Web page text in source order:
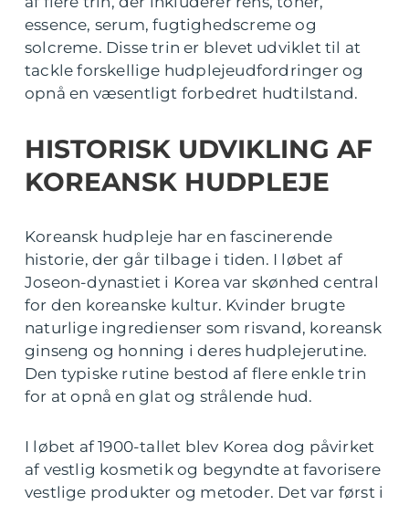
essence, serum, fugtighedscreme og
solcreme. Disse trin er blevet udviklet til at
tackle forskellige hudplejeudfordringer og
opnå en væsentligt forbedret hudtilstand.
HISTORISK UDVIKLING AF
KOREANSK HUDPLEJE
Koreansk hudpleje har en fascinerende
historie, der går tilbage i tiden. I løbet af
Joseon-dynastiet i Korea var skønhed central
for den koreanske kultur. Kvinder brugte
naturlige ingredienser som risvand, koreansk
ginseng og honning i deres hudplejerutine.
Den typiske rutine bestod af flere enkle trin
for at opnå en glat og strålende hud.
I løbet af 1900-tallet blev Korea dog påvirket
af vestlig kosmetik og begyndte at favorisere
vestlige produkter og metoder. Det var først i